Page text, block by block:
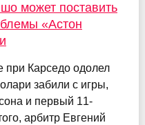
может поставить
«Астон
при Карседо одолел
забили с игры,
и первый 11-
арбитр Евгений